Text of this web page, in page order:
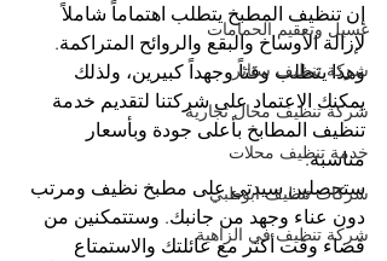
غسيل وتعقيم الحمامات
شركة تنظيف ستائر
شركة تنظيف محال تجارية
خدمة تنظيف محلات
شركات تنظيف ابوظبي
شركة تنظيف في الزاهية
إن تنظيف المطبخ يتطلب اهتماماً شاملاً
لإزالة الأوساخ والبقع والروائح المتراكمة.
وهذا يتطلب وقتاً وجهداً كبيرين، ولذلك
يمكنك الاعتماد على شركتنا لتقديم خدمة
تنظيف المطابخ بأعلى جودة وبأسعار
مناسبة.
ستحصلين سيدتي على مطبخ نظيف ومرتب
دون عناء وجهد من جانبك. وستتمكنين من
قضاء وقت أكثر مع عائلتك والاستمتاع